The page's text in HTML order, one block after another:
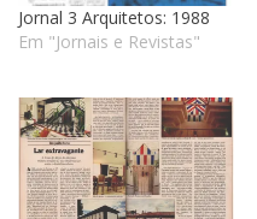
Jornal 3 Arquitetos: 1988
Em "Jornais e Revistas"